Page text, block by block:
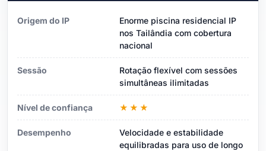
Origem do IP
Enorme piscina residencial IP
nos Tailândia com cobertura
nacional
Sessão
Rotação flexível com sessões
simultâneas ilimitadas
Nível de confiança ★★★
Desempenho
Velocidade e estabilidade
equilibradas para uso de longo